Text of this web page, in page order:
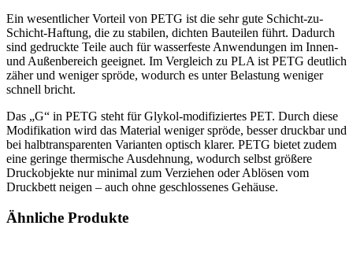
Ein wesentlicher Vorteil von PETG ist die sehr gute Schicht-zu-
Schicht-Haftung, die zu stabilen, dichten Bauteilen führt. Dadurch
sind gedruckte Teile auch für wasserfeste Anwendungen im Innen-
und Außenbereich geeignet. Im Vergleich zu PLA ist PETG deutlich
zäher und weniger spröde, wodurch es unter Belastung weniger
schnell bricht.
Das „G“ in PETG steht für Glykol-modifiziertes PET. Durch diese
Modifikation wird das Material weniger spröde, besser druckbar und
bei halbtransparenten Varianten optisch klarer. PETG bietet zudem
eine geringe thermische Ausdehnung, wodurch selbst größere
Druckobjekte nur minimal zum Verziehen oder Ablösen vom
Druckbett neigen – auch ohne geschlossenes Gehäuse.
Ähnliche Produkte